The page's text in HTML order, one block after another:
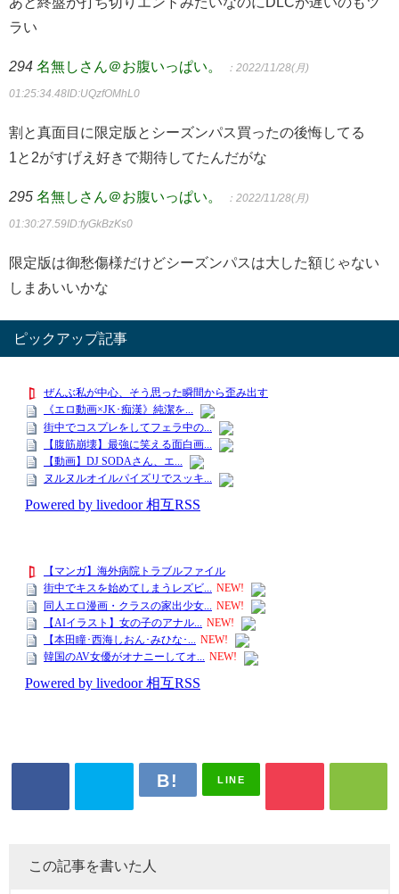
ラい
294 名無しさん＠お腹いっぱい。 ：2022/11/28(月)
01:25:34.48ID:UQzfOMhL0
割と真面目に限定版とシーズンパス買ったの後悔してる
1と2がすげえ好きで期待してたんだがな
295 名無しさん＠お腹いっぱい。 ：2022/11/28(月)
01:30:27.59ID:fyGkBzKs0
限定版は御愁傷様だけどシーズンパスは大した額じゃない
しまあいいかな
ピックアップ記事
LINE
この記事を書いた人